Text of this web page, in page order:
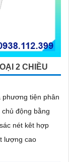
2 CHIỀU
phương tiện phân
động bằng
lượng cao